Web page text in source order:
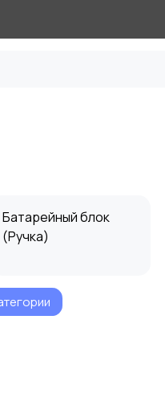
Батарейный блок
(Ручка)
Электронные платы